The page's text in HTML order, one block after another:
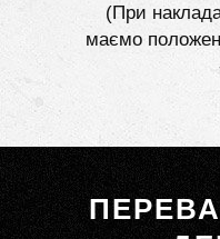
(При
маємо